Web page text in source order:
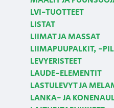
LVI-TUOTTEET
LISTAT
LIIMAT JA MASSAT
LIIMAPUUPALKIT, -
LEVYERISTEET
LAUDE-ELEMENTIT
LASTULEVYT JA
LANKA- JA